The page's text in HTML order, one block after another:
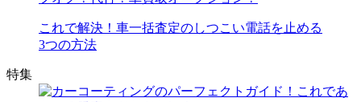
これで解決！車一括査定のしつこい電話を止める
3つの方法
特集